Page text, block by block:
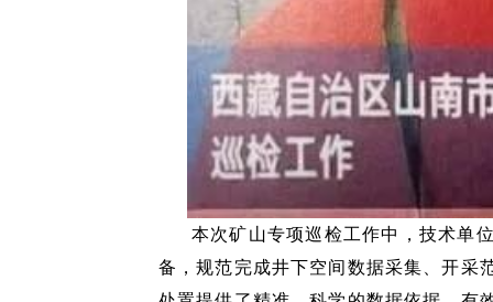
本次矿山专项巡检工作中，技术单
备，规范完成井下空间数据采集、开采